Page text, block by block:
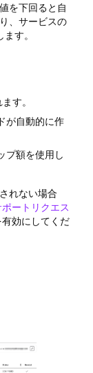
を下回ると自
、サービスの
す。
す。
が自動的に作
プ額を使用し
れない場合
ポートリクエス
効にしてくだ